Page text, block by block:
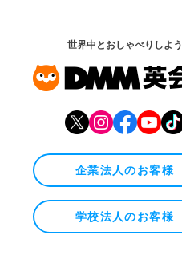
世界中とおしゃべりしよう
企業法人のお客様
学校法人のお客様